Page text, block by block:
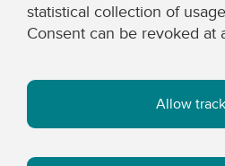
statistical collection of
Consent can be revoked at
Allow